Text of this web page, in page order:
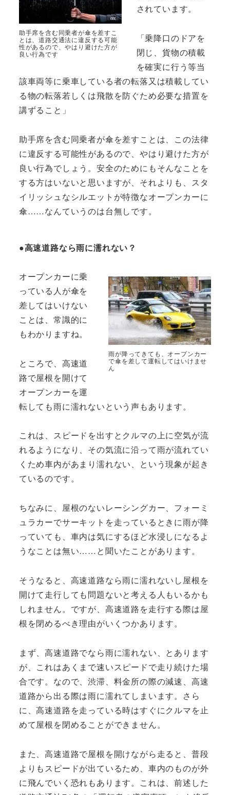
助手席を含む同乗者が傘を差すこ
とは、道路交通法に違反する可能
性があるので、やはり避けた方が
良い行為です
されています。
「乗降口のドアを
閉じ、貨物の積載
を確実に行う等当
該車両等に乗車している者の転落又は積載してい
る物の転落若しくは飛散を防ぐため必要な措置を
講ずること」
助手席を含む同乗者が傘を差すことは、この法律
に違反する可能性があるので、やはり避けた方が
良い行為でしょう。安全のためにもそんなことを
する方はいないと思いますが、それよりも、スタ
イリッシュなシルエットが特徴なオープンカーに
傘……なんていうのは台無しです。
●高速道路なら雨に濡れない？
雨が降ってきても、オープンカー
で傘を差して運転してはいけませ
ん
オープンカーに乗
っている人が傘を
差してはいけない
ことは、常識的に
もわかりますね。
ところで、高速道
路で屋根を開けて
オープンカーを運
転しても雨に濡れないという声もあります。
これは、スピードを出すとクルマの上に空気が流
れるようになり、その気流に沿って雨が流れてい
くため車内があまり濡れない、という現象が起き
ているのです。
ちなみに、屋根のないレーシングカー、フォーミ
ュラカーでサーキットを走っているときに雨が降
っていても、車内は気にするほど水浸しになるよ
うなことは無い……と聞いたことがあります。
そうなると、高速道路なら雨に濡れないし屋根を
開けて走行しても問題ないと考える人もいるかも
しれません。ですが、高速道路を走行する際は屋
根を閉めるべき理由がいくつかあります。
まず、高速道路でなら雨に濡れない、とあります
が、これはあくまで速いスピードで走り続けた場
合です。なので、渋滞、料金所の際の減速、高速
道路から出る際は雨に濡れてしまいます。さら
に、高速道路を走っている時はすぐにクルマを止
めて屋根を閉めることができません。
また、高速道路で屋根を開けながら走ると、普段
よりもスピードが出ているため、車内のものが外
に飛んでいく恐れもあります。これは、前述した